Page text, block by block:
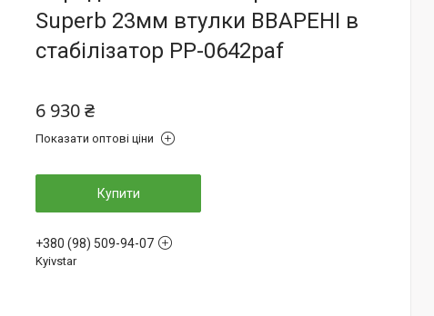
Superb 23мм втулки ВВАРЕНІ в
стабілізатор PP-0642paf
6 930 ₴
Показати оптові ціни
Купити
+380 (98) 509-94-07
Kyivstar